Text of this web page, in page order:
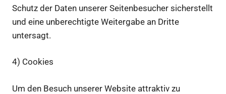
Schutz der Daten unserer Seitenbesucher sicherstellt
und eine unberechtigte Weitergabe an Dritte
untersagt.
4) Cookies
Um den Besuch unserer Website attraktiv zu